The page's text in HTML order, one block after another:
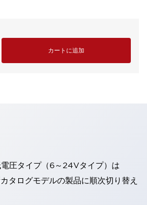
カートに追加
圧タイプ（6～24Vタイプ）は
タログモデルの製品に順次切り替え